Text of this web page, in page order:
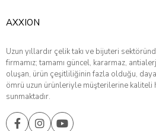
AXXION
Uzun yıllardır çelik takı ve bijuteri
firmamız; tamamı güncel, kararmaz,
oluşan, ürün çeşitliliğinin fazla olduğu,
ömrü uzun ürünleriyle müşterilerine kaliteli
sunmaktadır.